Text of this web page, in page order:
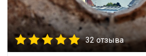
32 отзыва